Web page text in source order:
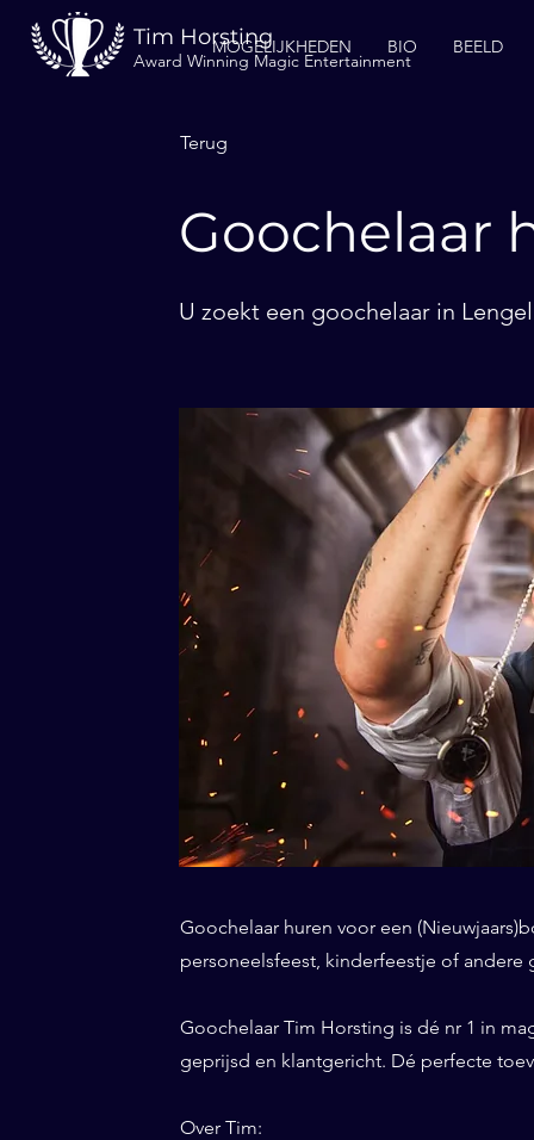
Tim Horsting
Award Winning Magic Entertainment
MOGELIJKHEDEN BIO BEELD
Terug
Goochelaar
U zoekt een goochelaar in
Goochelaar huren voor een
personeelsfeest, kinderfeestje of
Goochelaar Tim Horsting is dé nr 1 in
geprijsd en klantgericht. Dé perfecte
Over Tim: